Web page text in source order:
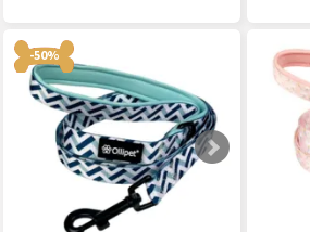
-50%